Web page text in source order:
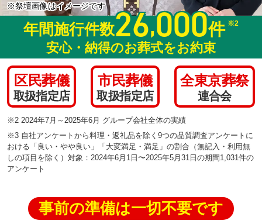
※祭壇画像はイメージです
年間施行件数26,000件 ※2
安心・納得のお葬式をお約束
区民葬儀
取扱指定店
市民葬儀
取扱指定店
全東京葬祭
連合会
※2 2024年7月～2025年6月 グループ会社全体の実績
※3 自社アンケートから料理・返礼品を除く9つの品質調査アンケートに
おける「良い・やや良い」「大変満足・満足」の割合（無記入・利用無
しの項目を除く）対象：2024年6月1日〜2025年5月31日の期間1,031件の
アンケート
事前の準備は一切不要です